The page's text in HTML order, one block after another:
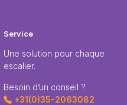
Service
Une solution pour chaque
escalier.
Besoin d’un conseil ?
+31(0)35-2063082